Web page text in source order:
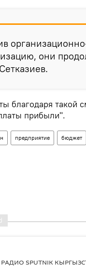
они
благодаря такой
прибыли".
предприятие бюджет
РАДИО SPUTNIK